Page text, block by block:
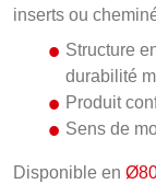
inserts ou
Structure
durabilité
Produit
Sens de
Disponible en